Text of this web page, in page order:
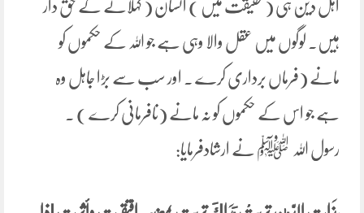
اہل دین ہی ( حقیقت میں ) انسان ( کہلانے کے حق دار
ہیں۔ لوگوں میں عقل والا وہی ہے جو اللہ کے حکموں کو
مانے (فرماں برداری کرے ۔ اور سب سے بڑا جاہل وہ
ہے جو اس کے حکموں کو نہ مانے (نافرمانی کرے ) ۔
رسول اللہ ﷺ نے ارشادفرمایا: